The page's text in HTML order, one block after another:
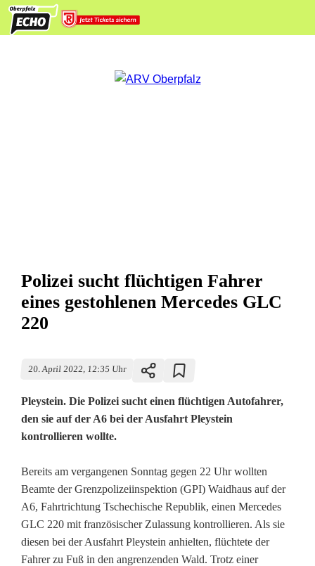
Polizei sucht flüchtigen Fahrer
eines gestohlenen Mercedes GLC
220
20. April 2022, 12:35 Uhr
Pleystein. Die Polizei sucht einen flüchtigen Autofahrer,
den sie auf der A6 bei der Ausfahrt Pleystein
kontrollieren wollte.
P
o
l
i
Bereits am vergangenen Sonntag gegen 22 Uhr wollten
Beamte der Grenzpolizeiinspektion (GPI) Waidhaus auf der
A6, Fahrtrichtung Tschechische Republik, einen Mercedes
GLC 220 mit französischer Zulassung kontrollieren. Als sie
diesen bei der Ausfahrt Pleystein anhielten, flüchtete der
Fahrer zu Fuß in den angrenzenden Wald. Trotz einer